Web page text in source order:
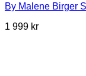
By Malene Birger
1 999 kr